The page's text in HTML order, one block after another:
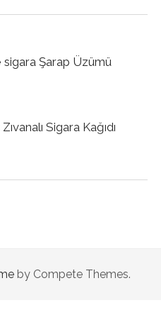
Şarap Üzümü
Sigara Kağıdı
by Compete Themes.